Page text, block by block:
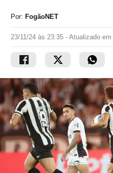
Por: FogãoNET
23/11/24 às 23:35 - Atualizado em